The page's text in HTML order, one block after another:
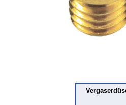
Getriebe
Vorderachse